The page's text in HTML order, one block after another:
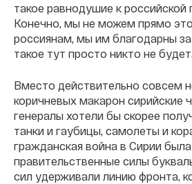
такое равнодушие к российской
Конечно, мы не можем прямо это
россиянам, мы им благодарны
такое тут просто никто не будет.
Вместо действительно совсем
коричневых макарон сирийские
генералы хотели бы скорее
танки и гаубицы, самолеты и
гражданская война в Сирии
правительственные силы
сил удерживали линию фронта,